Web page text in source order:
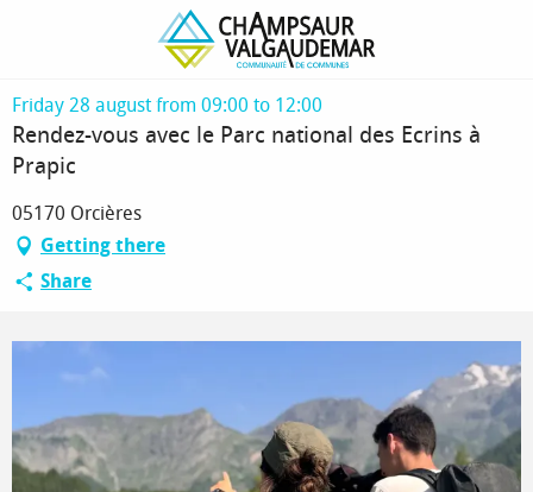
Rendez-vous avec le Parc national des Ecrins à Prapic
Friday 28 august from 09:00 to 12:00
Rendez-vous avec le Parc national des Ecrins à
Prapic
05170 Orcières
Getting there
Share